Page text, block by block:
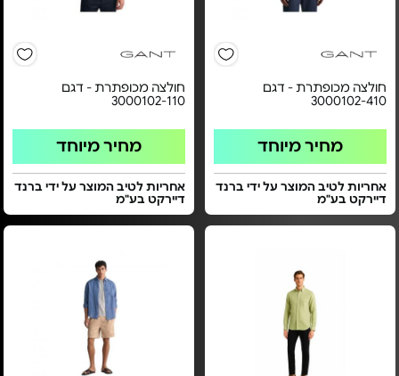
חולצה מכופתרת - דגם
3000102-410
מחיר מיוחד
אחריות לטיב המוצר על ידי ברנד
דיירקט בע"מ
חולצה מכופתרת - דגם
3000102-110
מחיר מיוחד
אחריות לטיב המוצר על ידי ברנד
דיירקט בע"מ